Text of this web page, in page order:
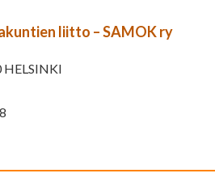
liitto – SAMOK ry
HELSINKI